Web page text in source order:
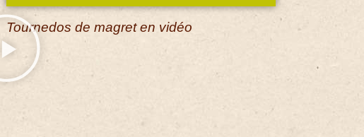
Tournedos de magret en vidéo